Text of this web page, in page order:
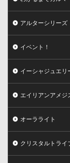
アルターシリーズ
イベント！
イーシャジュエリ
エイリアンアメジ
オーラライト
クリスタルトライ